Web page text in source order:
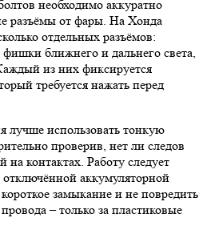
необходимо аккуратно
разъёмы от фары. На Хонда
отдельных разъёмов:
ближнего и дальнего света,
из них фиксируется
требуется нажать перед
лучше использовать тонкую
проверив, нет ли следов
на контактах. Работу следует
аккумуляторной
замыкание и не повредить
– только за пластиковые